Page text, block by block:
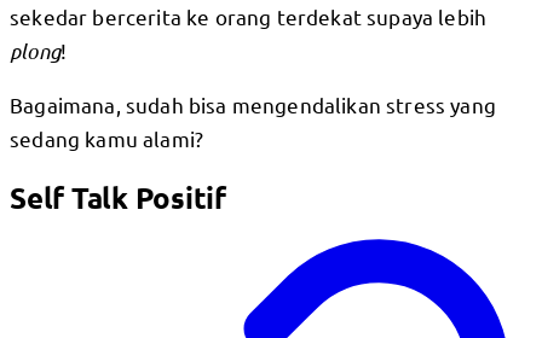
sekedar bercerita ke orang terdekat supaya lebih
plong!
Bagaimana, sudah bisa mengendalikan stress yang
sedang kamu alami?
Self Talk Positif